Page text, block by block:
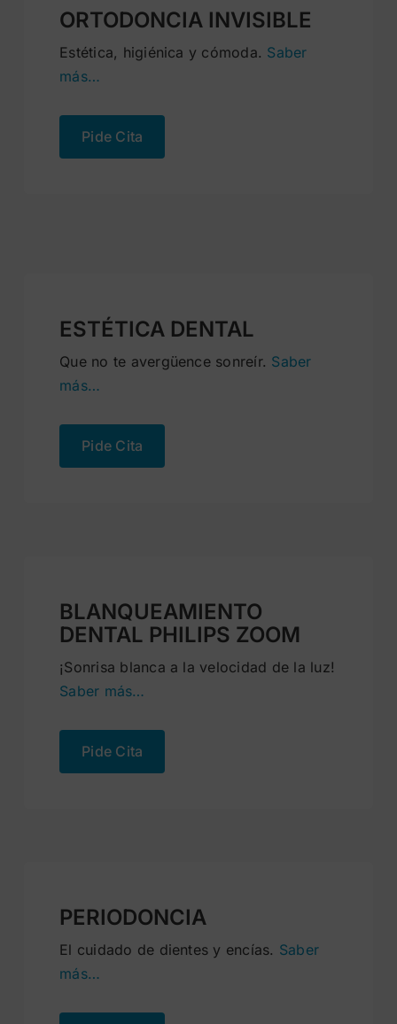
ORTODONCIA INVISIBLE
Estética, higiénica y cómoda. Saber
más…
Pide Cita
ESTÉTICA DENTAL
Que no te avergüence sonreír. Saber
más…
Pide Cita
BLANQUEAMIENTO
DENTAL PHILIPS ZOOM
¡Sonrisa blanca a la velocidad de la luz!
Saber más…
Pide Cita
PERIODONCIA
El cuidado de dientes y encías. Saber
más…